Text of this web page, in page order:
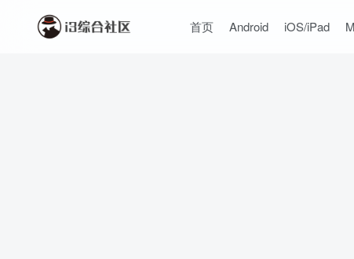
首页 Android iOS/iPad